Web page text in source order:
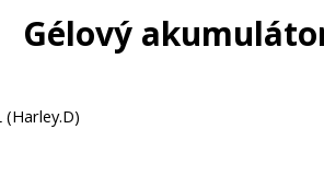
Gélový
(Harley.D)